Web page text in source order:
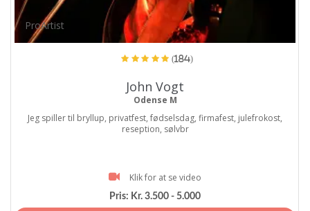
ProArtist
(184)
John Vogt
Odense M
Jeg spiller til bryllup, privatfest, fødselsdag, firmafest, julefrokost,
reseption, sølvbr
Klik for at se video
Pris: Kr. 3.500 - 5.000